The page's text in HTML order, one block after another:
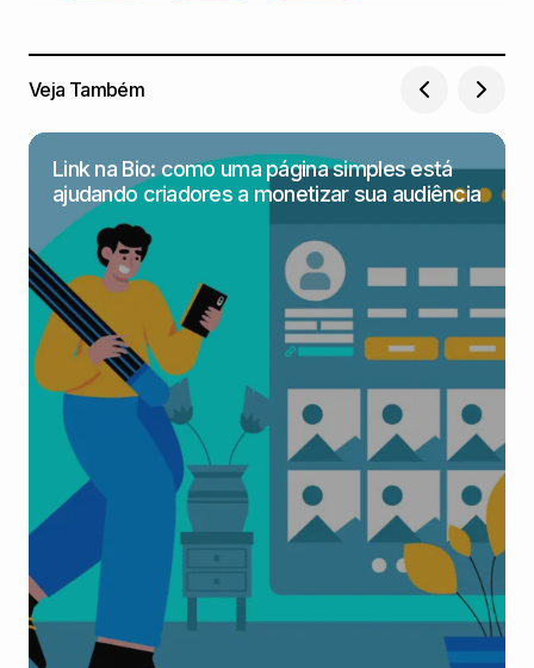
Veja Também
Link na Bio: como uma página simples está
ajudando criadores a monetizar sua audiência